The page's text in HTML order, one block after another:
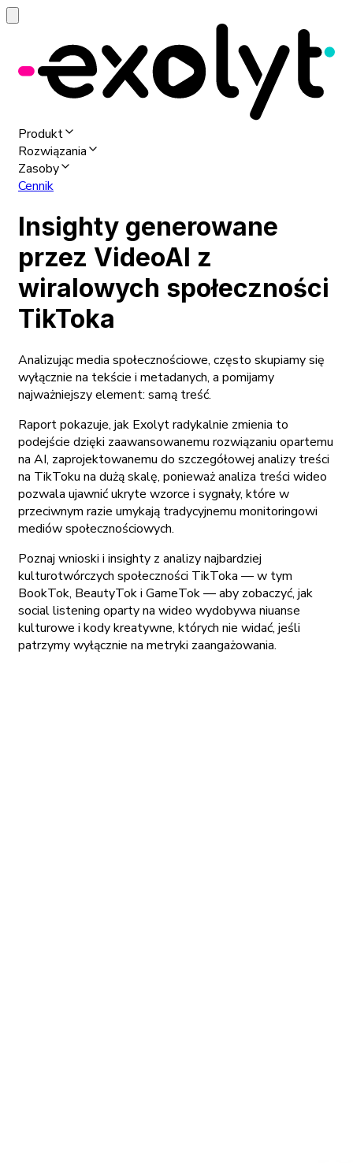
Produkt
Rozwiązania
Zasoby
Cennik
Insighty generowane
przez VideoAI z
wiralowych społeczności
TikToka
Analizując media społecznościowe, często skupiamy się
wyłącznie na tekście i metadanych, a pomijamy
najważniejszy element: samą treść.
Raport pokazuje, jak Exolyt radykalnie zmienia to
podejście dzięki zaawansowanemu rozwiązaniu opartemu
na AI, zaprojektowanemu do szczegółowej analizy treści
na TikToku na dużą skalę, ponieważ analiza treści wideo
pozwala ujawnić ukryte wzorce i sygnały, które w
przeciwnym razie umykają tradycyjnemu monitoringowi
mediów społecznościowych.
Poznaj wnioski i insighty z analizy najbardziej
kulturotwórczych społeczności TikToka — w tym
BookTok, BeautyTok i GameTok — aby zobaczyć, jak
social listening oparty na wideo wydobywa niuanse
kulturowe i kody kreatywne, których nie widać, jeśli
patrzymy wyłącznie na metryki zaangażowania.